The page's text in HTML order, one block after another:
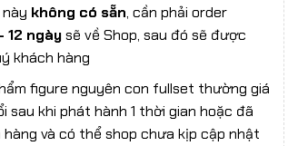
không có sẵn, cần phải order
12 ngàysẽ về Shop, sau đó sẽ được
khách hàng
figure nguyên con fullset thường giá
sau khi phát hành 1 thời gian hoặc đã
và có thể shop chưa kịp cập nhật